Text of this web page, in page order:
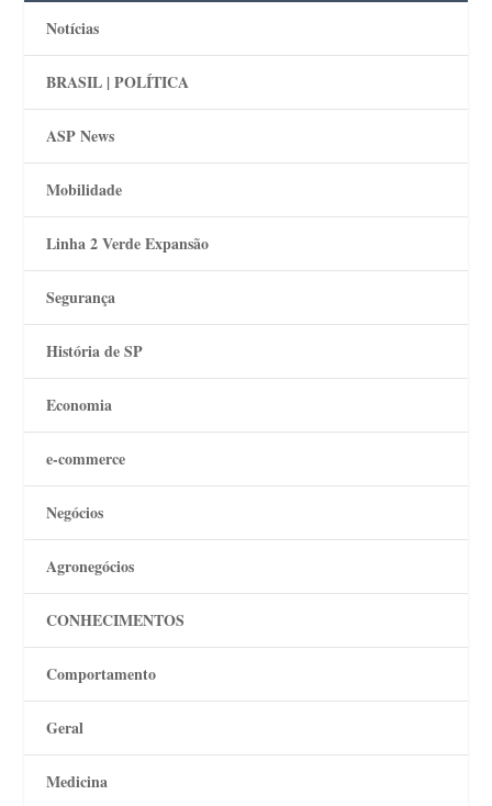
Notícias
BRASIL | POLÍTICA
ASP News
Mobilidade
Linha 2 Verde Expansão
Segurança
História de SP
Economia
e-commerce
Negócios
Agronegócios
CONHECIMENTOS
Comportamento
Geral
Medicina